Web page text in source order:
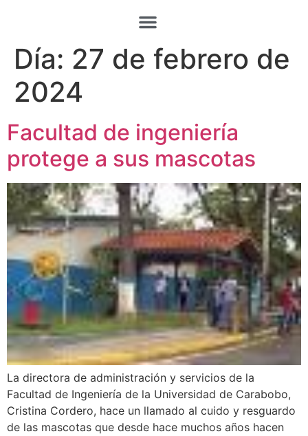
Día: 27 de febrero de
2024
Facultad de ingeniería
protege a sus mascotas
La directora de administración y servicios de la
Facultad de Ingeniería de la Universidad de Carabobo,
Cristina Cordero, hace un llamado al cuido y resguardo
de las mascotas que desde hace muchos años hacen